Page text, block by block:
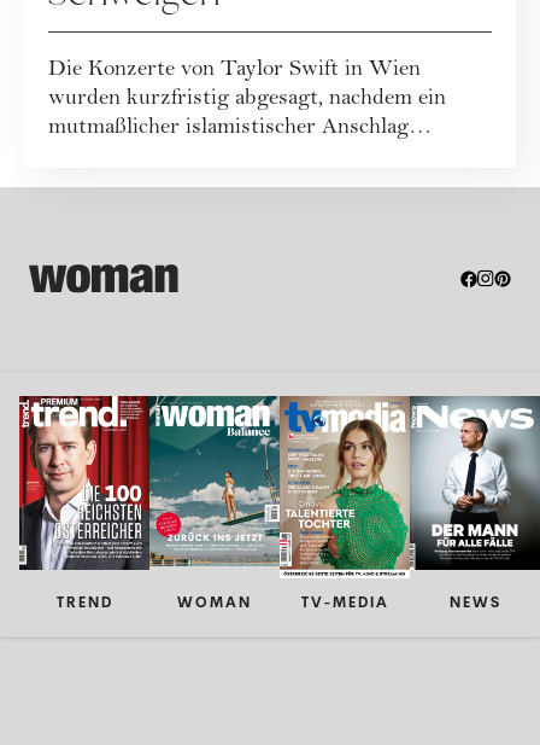
Die Konzerte von Taylor Swift in Wien
wurden kurzfristig abgesagt, nachdem ein
mutmaßlicher islamistischer Anschlag
TREND WOMAN TV-MEDIA NEWS